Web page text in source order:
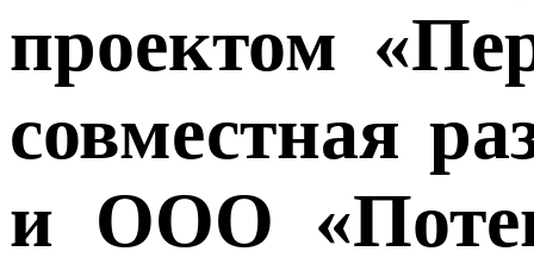
проектом
совместная
и ООО